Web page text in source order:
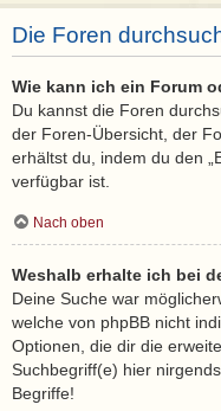
Die Foren
Wie kann ich ein Forum
Du kannst die Foren
der Foren-Übersicht, der
erhältst du, indem du den
verfügbar ist.
Nach oben
Weshalb erhalte ich bei
Deine Suche war
welche von phpBB nicht
Optionen, die dir die
Suchbegriff(e) hier
Begriffe!